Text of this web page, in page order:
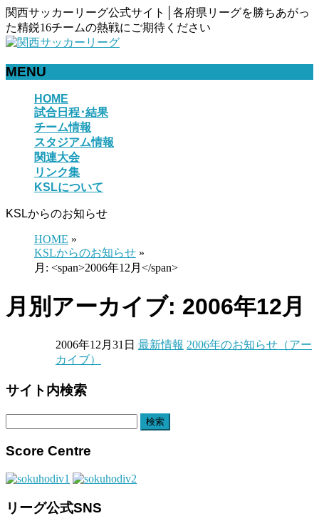
関西サッカーリーグ公式サイト│各府県リーグを勝ちあがっ
た精鋭16チームの熱戦にご期待ください
MENU
HOME
試合日程･結果
チーム情報
スタジアム情報
関連大会
リンク集
KSLについて
KSLからのお知らせ
HOME »
KSLからのお知らせ »
月: <span>2006年12月</span>
月別アーカイブ: 2006年12月
2006年12月31日 最新情報 2006年のお知らせ（アー
カイブ）
サイト内検索
Score Centre
リーグ公式SNS